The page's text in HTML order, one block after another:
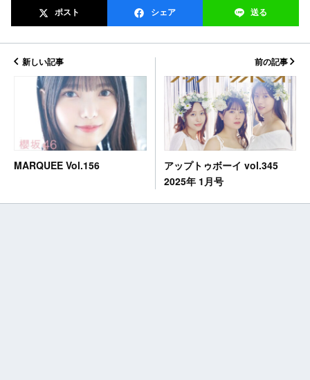
ポスト シェア 送る
新しい記事
MARQUEE Vol.156
前の記事
アップトゥボーイ vol.345
2025年 1月号